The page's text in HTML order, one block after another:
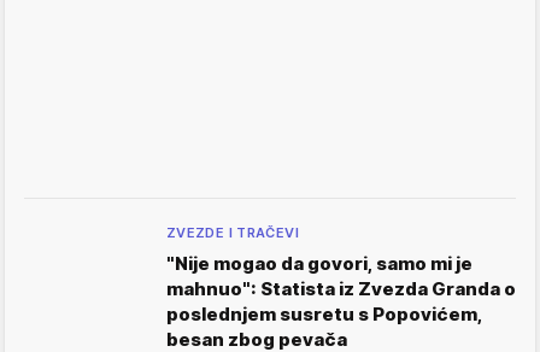
ZVEZDE I TRAČEVI
"Nije mogao da govori, samo mi je
mahnuo": Statista iz Zvezda Granda o
poslednjem susretu s Popovićem,
besan zbog pevača